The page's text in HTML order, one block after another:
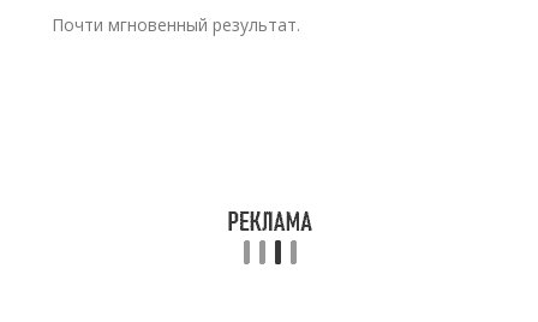
Почти мгновенный результат.